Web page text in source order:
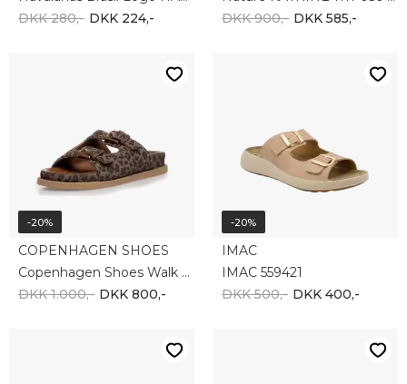
DKK 280,- DKK 224,-
DKK 900,- DKK 585,-
-20%
COPENHAGEN SHOES
Copenhagen Shoes Walk Around CS8577-0137
DKK 1.000,- DKK 800,-
-20%
IMAC
IMAC 559421
DKK 500,- DKK 400,-